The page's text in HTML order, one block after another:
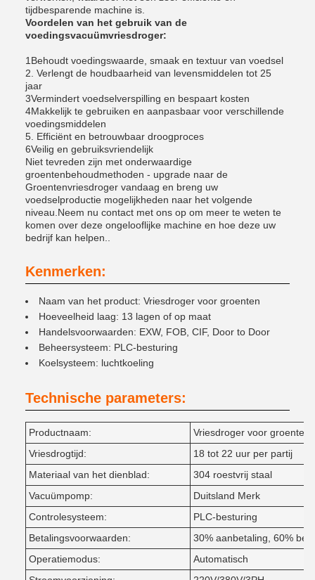
tijdbesparende machine is.
Voordelen van het gebruik van de
voedingsvacuümvriesdroger:
1Behoudt voedingswaarde, smaak en textuur van voedsel
2. Verlengt de houdbaarheid van levensmiddelen tot 25
jaar
3Vermindert voedselverspilling en bespaart kosten
4Makkelijk te gebruiken en aanpasbaar voor verschillende
voedingsmiddelen
5. Efficiënt en betrouwbaar droogproces
6Veilig en gebruiksvriendelijk
Niet tevreden zijn met onderwaardige
groentenbehoudmethoden - upgrade naar de
Groentenvriesdroger vandaag en breng uw
voedselproductie mogelijkheden naar het volgende
niveau.Neem nu contact met ons op om meer te weten te
komen over deze ongelooflijke machine en hoe deze uw
bedrijf kan helpen..
Kenmerken:
Naam van het product: Vriesdroger voor groenten
Hoeveelheid laag: 13 lagen of op maat
Handelsvoorwaarden: EXW, FOB, CIF, Door to Door
Beheersysteem: PLC-besturing
Koelsysteem: luchtkoeling
Technische parameters:
Productnaam:
Vriesdroger voor groenten
Vriesdrogtijd:
18 tot 22 uur per partij
Materiaal van het dienblad:
304 roestvrij staal
Vacuümpomp:
Duitsland Merk
Controlesysteem:
PLC-besturing
Betalingsvoorwaarden:
30% aanbetaling, 60%
Operatiemodus:
Automatisch